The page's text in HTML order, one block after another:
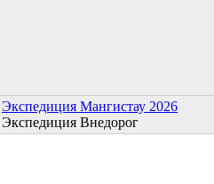
Экспедиция Мангистау 2026
Экспедиция Внедорог